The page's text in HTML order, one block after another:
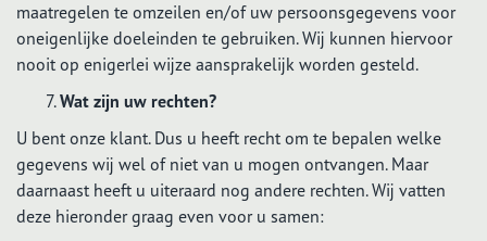
maatregelen te omzeilen en/of uw persoonsgegevens voor
oneigenlijke doeleinden te gebruiken. Wij kunnen hiervoor
nooit op enigerlei wijze aansprakelijk worden gesteld.
Wat zijn uw rechten?
U bent onze klant. Dus u heeft recht om te bepalen welke
gegevens wij wel of niet van u mogen ontvangen. Maar
daarnaast heeft u uiteraard nog andere rechten. Wij vatten
deze hieronder graag even voor u samen: